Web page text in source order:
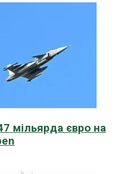
мільярда євро на